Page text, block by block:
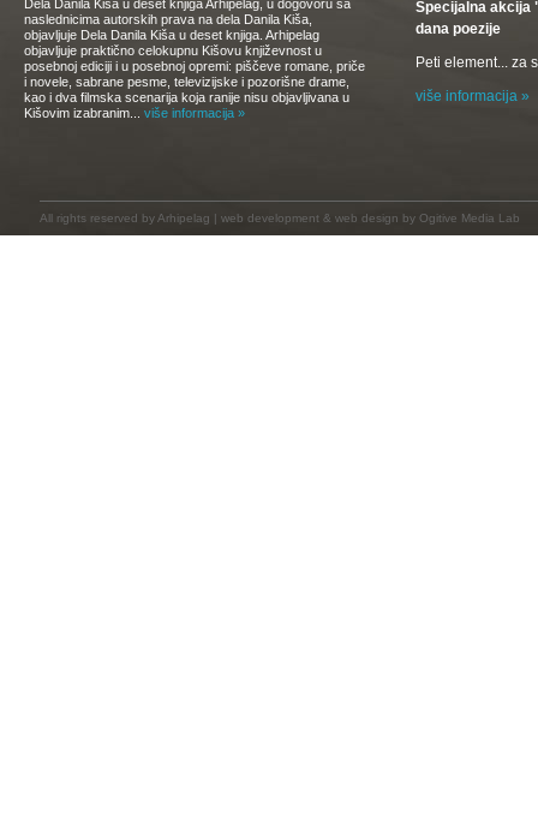
Dela Danila Kiša u deset knjiga Arhipelag, u dogovoru sa
naslednicima autorskih prava na dela Danila Kiša,
objavljuje Dela Danila Kiša u deset knjiga. Arhipelag
objavljuje praktično celokupnu Kišovu književnost u
posebnoj ediciji i u posebnoj opremi: piščeve romane, priče
i novele, sabrane pesme, televizijske i pozorišne drame,
kao i dva filmska scenarija koja ranije nisu objavljivana u
Kišovim izabranim... više informacija »
Specijalna akcija
dana poezije
Peti element... za
više informacija »
All rights reserved by Arhipelag | web development & web design by Ogitive Media Lab